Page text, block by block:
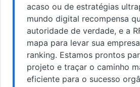
acaso ou de estratégias
mundo digital recompensa
autoridade de verdade, e a
mapa para levar sua
ranking. Estamos prontos
projeto e traçar o caminho
eficiente para o sucesso